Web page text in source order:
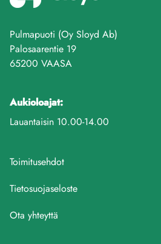
Pulmapuoti (Oy Sloyd Ab)
Palosaarentie 19
65200 VAASA
Aukioloajat:
Lauantaisin 10.00-14.00
Toimitusehdot
Tietosuojaseloste
Ota yhteyttä